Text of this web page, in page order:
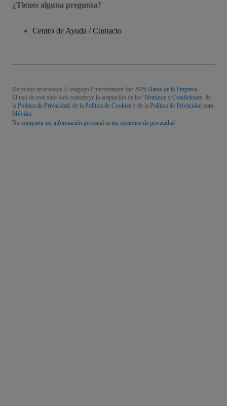
¿Tienes alguna pregunta?
Centro de Ayuda / Contacto
Derechos reservados © viagogo Entertainment Inc 2026 Datos de la Empresa
El uso de este sitio web constituye la aceptación de los Términos y Condiciones, de
la Política de Privacidad, de la Política de Cookies y de la Política de Privacidad para
Móviles
No compartir mi información personal ni tus opciones de privacidad